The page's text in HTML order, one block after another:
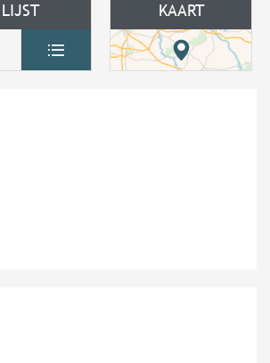
LIJST KAART